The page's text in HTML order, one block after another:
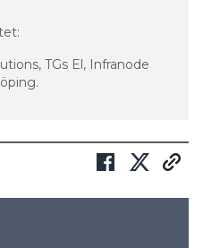
TGs El, Infranode